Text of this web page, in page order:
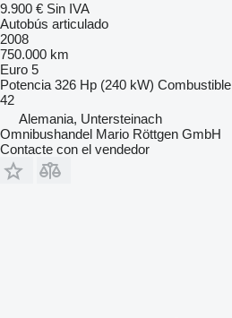
9.900 € Sin IVA
Autobús articulado
2008
750.000 km
Euro 5
Potencia 326 Hp (240 kW) Combustible
42
Alemania, Untersteinach
Omnibushandel Mario Röttgen GmbH
Contacte con el vendedor